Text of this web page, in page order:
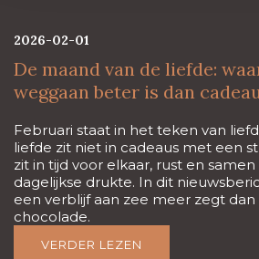
2026-02-01
De maand van de liefde:
weggaan beter is dan
Februari staat in het teken van
liefde zit niet in cadeaus met een
zit in tijd voor elkaar, rust en
dagelijkse drukte. In dit
een verblijf aan zee meer zegt
chocolade.
VERDER LEZEN